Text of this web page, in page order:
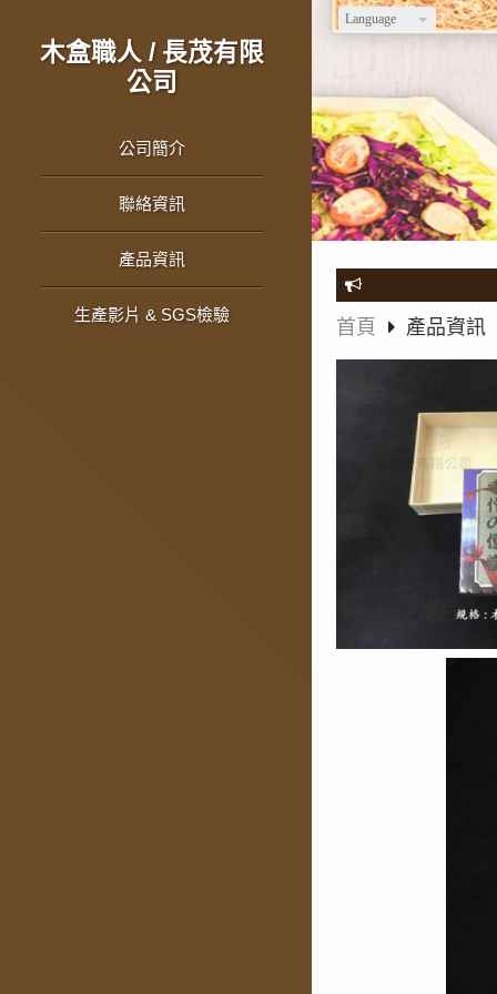
Language
木盒職人 / 長茂有限
公司
公司簡介
聯絡資訊
產品資訊
生產影片 & SGS檢驗
首頁 產品資訊